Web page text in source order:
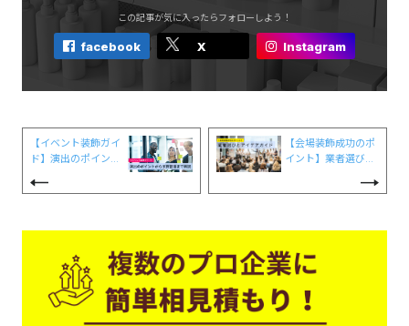
この記事が気に入ったらフォローしよう！
facebook X Instagram
【イベント装飾ガイ
ド】演出のポイント
説
【会場装飾成功のポ
イント】業者選びと